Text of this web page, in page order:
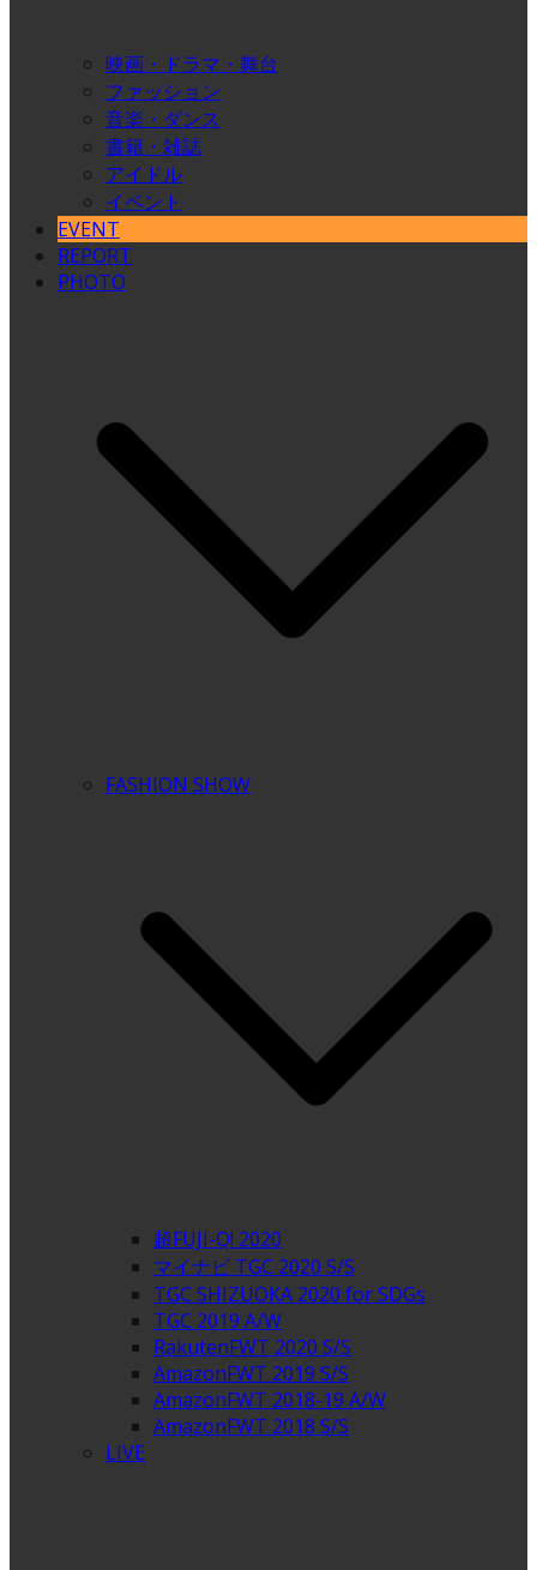
映画・ドラマ・舞台
ファッション
音楽・ダンス
書籍・雑誌
アイドル
イベント
EVENT
REPORT
PHOTO
FASHION SHOW
超FUJI-Q! 2020
マイナビ TGC 2020 S/S
TGC SHIZUOKA 2020 for SDGs
TGC 2019 A/W
RakutenFWT 2020 S/S
AmazonFWT 2019 S/S
AmazonFWT 2018-19 A/W
AmazonFWT 2018 S/S
LIVE